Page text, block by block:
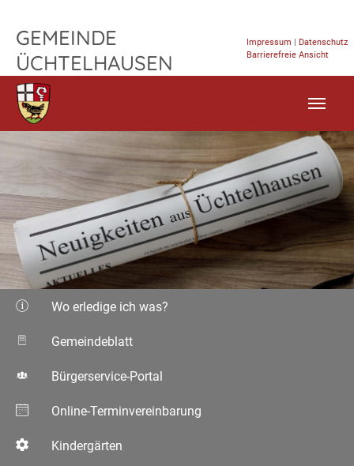
GEMEINDE
ÜCHTELHAUSEN
Impressum | Datenschutz
Barrierefreie Ansicht
Wo erledige ich was?
Gemeindeblatt
Bürgerservice-Portal
Online-Terminvereinbarung
Kindergärten